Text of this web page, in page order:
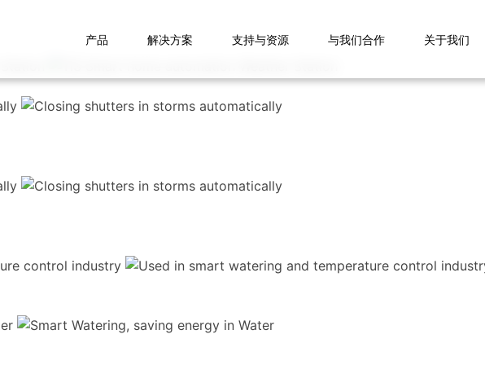
产品 解决方案 支持与资源 与我们合作 关于我们